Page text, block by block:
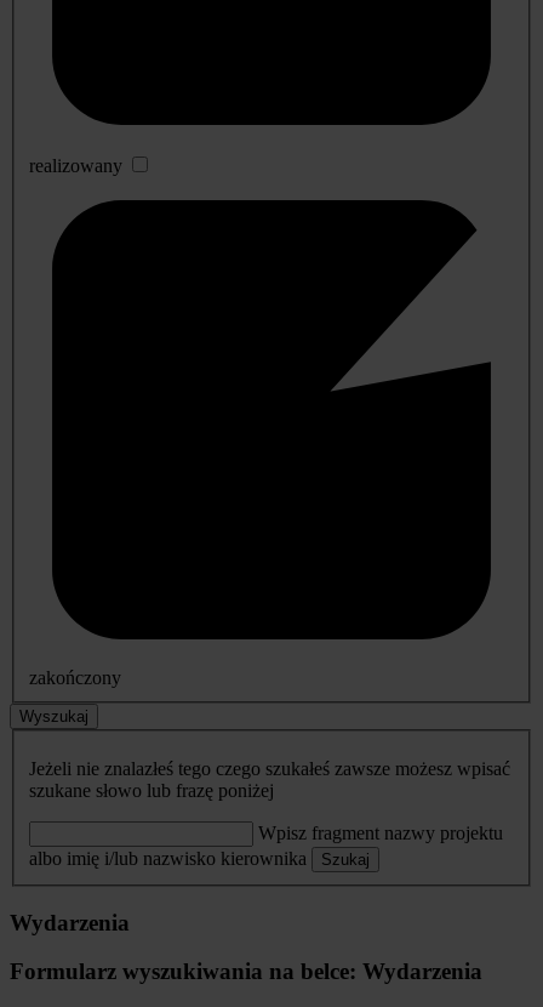
realizowany
zakończony
Wyszukaj
Jeżeli nie znalazłeś tego czego szukałeś zawsze możesz wpisać
szukane słowo lub frazę poniżej
Wpisz fragment nazwy projektu
albo imię i/lub nazwisko kierownika
Szukaj
Wydarzenia
Formularz wyszukiwania na belce: Wydarzenia